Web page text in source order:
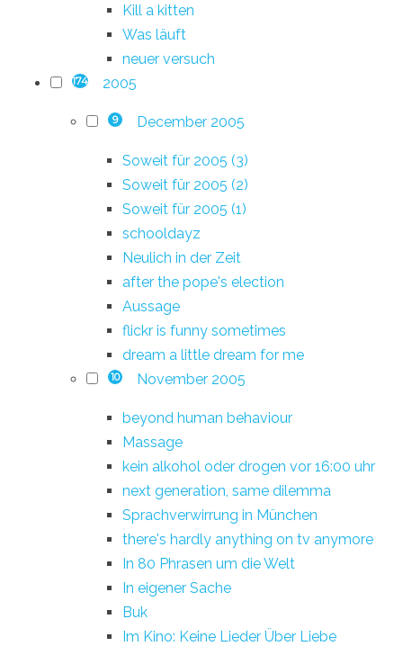
Kill a kitten
Was läuft
neuer versuch
174 2005
9 December 2005
Soweit für 2005 (3)
Soweit für 2005 (2)
Soweit für 2005 (1)
schooldayz
Neulich in der Zeit
after the pope's election
Aussage
flickr is funny sometimes
dream a little dream for me
10 November 2005
beyond human behaviour
Massage
kein alkohol oder drogen vor 16:00 uhr
next generation, same dilemma
Sprachverwirrung in München
there's hardly anything on tv anymore
In 80 Phrasen um die Welt
In eigener Sache
Buk
Im Kino: Keine Lieder Über Liebe